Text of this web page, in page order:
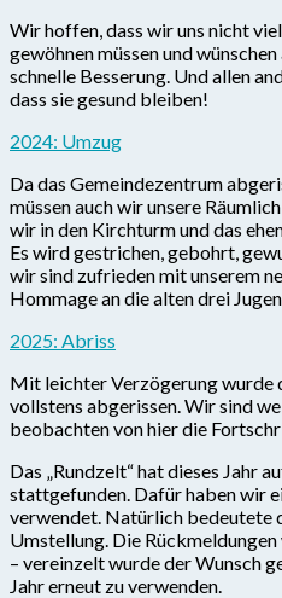
Wir hoffen, dass wir uns nicht
gewöhnen müssen und
schnelle Besserung. Und allen
dass sie gesund bleiben!
2024: Umzug
Da das Gemeindezentrum
müssen auch wir unsere
wir in den Kirchturm und das
Es wird gestrichen, gebohrt,
wir sind zufrieden mit unserem
Hommage an die alten drei
2025: Abriss
Mit leichter Verzögerung wurde
vollstens abgerissen. Wir sind
beobachten von hier die
Das „Rundzelt“ hat dieses Jahr
stattgefunden. Dafür haben wir
verwendet. Natürlich bedeutete
Umstellung. Die
– vereinzelt wurde der Wunsch
Jahr erneut zu verwenden.